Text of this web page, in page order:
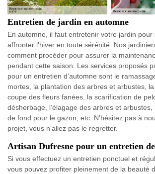
Entretien de jardin en automne
En automne, il faut entretenir votre jardin pour
affronter l’hiver en toute sérénité. Nos
comment procéder pour assurer la
pendant cette saison. Les services proposés
pour un entretien d’automne sont le
mortes, la plantation des arbres et arbustes,
coupe des fleurs fanées, la scarification de
désherbage, l’élagage des arbres et arbustes,
de fond pour le gazon, etc. N’hésitez pas à
projet, vous n’allez pas le regretter.
Artisan Dufresne pour un entretien
Si vous effectuez un entretien ponctuel et
vous pouvez profiter pleinement de la beauté